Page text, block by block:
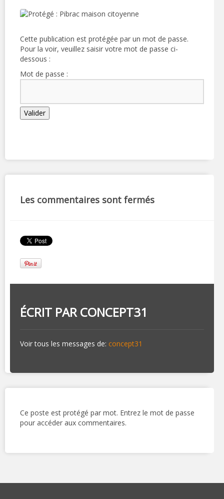
Cette publication est protégée par un mot de passe.
Pour la voir, veuillez saisir votre mot de passe ci-
dessous :
Mot de passe :
Les commentaires sont fermés
ÉCRIT PARCONCEPT31
Voir tous les messages de: concept31
Ce poste est protégé par mot. Entrez le mot de passe
pour accéder aux commentaires.